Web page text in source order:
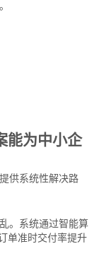
能为中小企
供系统性解决路
。系统通过智能算
单准时交付率提升